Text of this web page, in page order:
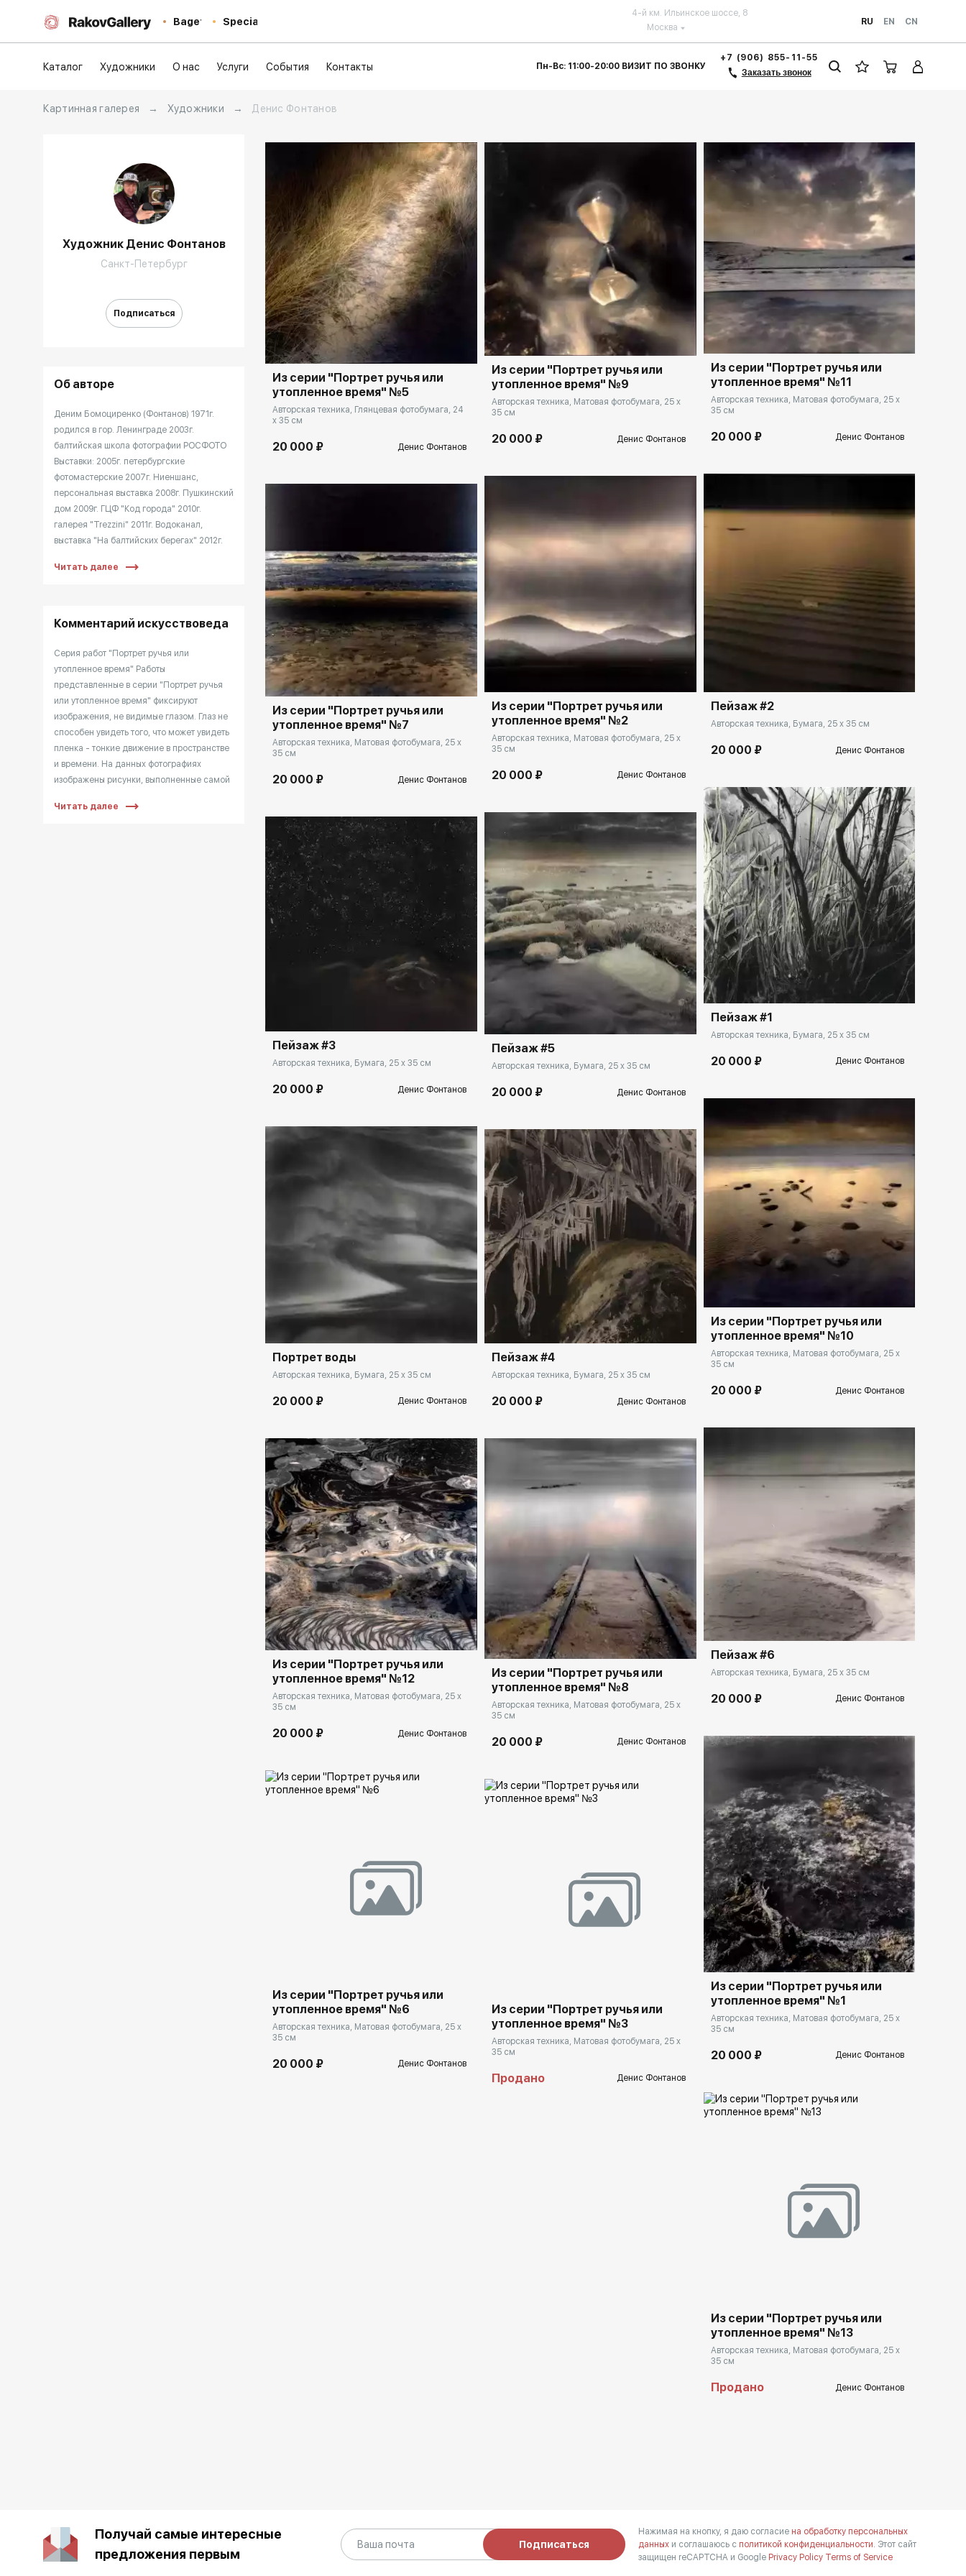
Baget Special Москва
4-й км. Ильинское шоссе, 8
RU
EN CN
Каталог Художники О нас Услуги События Контакты Пн-Вс: 11:00-20:00 ВИЗИТ ПО ЗВОНКУ
+7 (906) 855-11-55
Заказать звонок
Картинная галерея → Художники → Денис Фонтанов
Художник Денис Фонтанов
Санкт-Петербург
Подписаться
Об авторе
Деним Бомоциренко (Фонтанов) 1971г.
родился в гор. Ленинграде 2003г.
балтийская школа фотографии РОСФОТО
Выставки: 2005г. петербургские
фотомастерские 2007г. Ниеншанс,
персональная выставка 2008г. Пушкинский
дом 2009г. ГЦФ "Код города" 2010г.
галерея "Trezzini" 2011г. Водоканал,
выставка "На балтийских берегах" 2012г.
серебряные столицы" 2018г. галерея Зерно
Читать далее
Комментарий искусствоведа
Серия работ "Портрет ручья или
утопленное время" Работы
представленные в серии "Портрет ручья
или утопленное время" фиксируют
изображения, не видимые глазом. Глаз не
способен увидеть того, что может увидеть
пленка - тонкие движение в пространстве
и времени. На данных фотографиях
изображены рисунки, выполненные самой
времени.
Читать далее
Домен: rakovgallery.ru
Из серии "Портрет ручья или
утопленное время" №5
Авторская техника, Глянцевая фотобумага, 24
x 35 см
20 000 ₽ Денис Фонтанов
Домен: rakovgallery.ru
Из серии "Портрет ручья или
утопленное время" №7
Авторская техника, Матовая фотобумага, 25 x
35 см
20 000 ₽ Денис Фонтанов
rakovgallery.ru
Пейзаж #3
Авторская техника, Бумага, 25 x 35 см
20 000 ₽ Денис Фонтанов
Домен: rakovgallery.ru
Портрет воды
Авторская техника, Бумага, 25 x 35 см
20 000 ₽ Денис Фонтанов
Домен: rakovgallery.ru
Из серии "Портрет ручья или
утопленное время" №12
Авторская техника, Матовая фотобумага, 25 x
35 см
20 000 ₽ Денис Фонтанов
rakovgallery.ru
Из серии "Портрет ручья или
утопленное время" №6
Авторская техника, Матовая фотобумага, 25 x
35 см
20 000 ₽ Денис Фонтанов
Домен: rakovgallery.ru
Из серии "Портрет ручья или
утопленное время" №9
Авторская техника, Матовая фотобумага, 25 x
35 см
20 000 ₽ Денис Фонтанов
Домен: rakovgallery.ru
Из серии "Портрет ручья или
утопленное время" №2
Авторская техника, Матовая фотобумага, 25 x
35 см
20 000 ₽ Денис Фонтанов
rakovgallery.ru
Пейзаж #5
Авторская техника, Бумага, 25 x 35 см
20 000 ₽ Денис Фонтанов
Домен: rakovgallery.ru
Пейзаж #4
Авторская техника, Бумага, 25 x 35 см
20 000 ₽ Денис Фонтанов
rakovgallery.ru
Из серии "Портрет ручья или
утопленное время" №8
Авторская техника, Матовая фотобумага, 25 x
35 см
20 000 ₽ Денис Фонтанов
rakovgallery.ru
Из серии "Портрет ручья или
утопленное время" №3
Авторская техника, Матовая фотобумага, 25 x
35 см
Продано Денис Фонтанов
Домен: rakovgallery.ru
Из серии "Портрет ручья или
утопленное время" №11
Авторская техника, Матовая фотобумага, 25 x
35 см
20 000 ₽ Денис Фонтанов
Домен:
Пейзаж #2
Авторская техника, Бумага, 25 x 35 см
20 000 ₽ Денис Фонтанов
Домен: rakovgallery.ru
Пейзаж #1
Авторская техника, Бумага, 25 x 35 см
20 000 ₽ Денис Фонтанов
Домен: rakovgallery.ru
Из серии "Портрет ручья или
утопленное время" №10
Авторская техника, Матовая фотобумага, 25 x
35 см
20 000 ₽ Денис Фонтанов
Домен: rakovgallery.ru
Пейзаж #6
Авторская техника, Бумага, 25 x 35 см
20 000 ₽ Денис Фонтанов
Домен: rakovgallery.ru
Из серии "Портрет ручья или
утопленное время" №1
Авторская техника, Матовая фотобумага, 25 x
35 см
20 000 ₽ Денис Фонтанов
rakovgallery.ru
Из серии "Портрет ручья или
утопленное время" №13
Авторская техника, Матовая фотобумага, 25 x
35 см
Продано Денис Фонтанов
Получай самые интересные
предложения первым
Подписаться
Нажимая на кнопку, я даю согласие на обработку персональных
данных и соглашаюсь с политикой конфиденциальности. Этот сайт
защищен reCAPTCHA и Google Privacy Policy Terms of Service